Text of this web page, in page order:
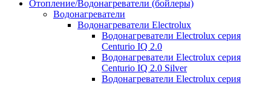
Отопление/Водонагреватели (бойлеры)
Водонагреватели
Водонагреватели Electrolux
Водонагреватели Electrolux серия
Centurio IQ 2.0
Водонагреватели Electrolux серия
Centurio IQ 2.0 Silver
Водонагреватели Electrolux серия